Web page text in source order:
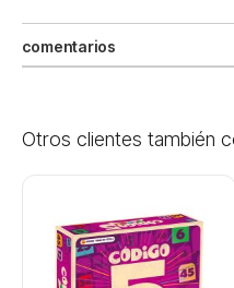
comentarios
Otros clientes también